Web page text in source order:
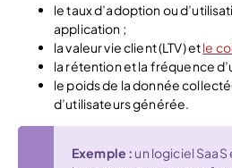
le taux d’adoption ou
application ;
la valeur vie client (LTV) etle
la rétention et la fréquence
le poids de la donnée
d’utilisateurs générée.
Exemple : un logiciel SaaS